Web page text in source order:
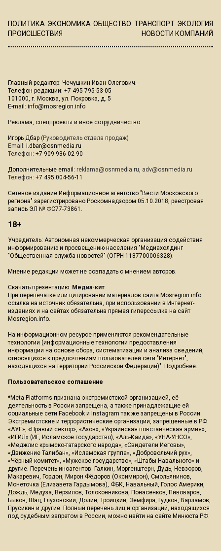
ПОЛИТИКА ЭКОНОМИКА ОБЩЕСТВО ТРАНСПОРТ ЭКОЛОГИЯ
ПРОИСШЕСТВИЯ
НОВОСТИ КОМПАНИЙ
Главный редактор: Чечушкин Иван Олегович.
Телефон редакции: +7 495 795-53-05
101000, г. Москва, ул. Покровка, д. 5
E-mail: info@mosregion.info
Реклама, спецпроекты и иное сотрудничество:
Игорь Дбар (Руководитель отдела продаж)
Email: i.dbar@osnmedia.ru
Телефон: +7 909 936-02-90
Дополнительные email: reklama@osnmedia.ru, adv@osnmedia.ru
Телефон: +7 495 004-56-11
Сетевое издание Информационное агентство "Вести Московского
региона" зарегистрировано Роскомнадзором 05.10.2018, реестровая
запись ЭЛ № ФС77-73861.
18+
Учредитель: Автономная некоммерческая организация содействия
информированию и просвещению населения "Медиахолдинг
"Общественная служба новостей" (ОГРН 1187700006328).
Мнение редакции может не совпадать с мнением авторов.
Скачать презентацию: Медиа-кит
При перепечатке или цитировании материалов сайта Mosregion.info
ссылка на источник обязательна, при использовании в Интернет-
изданиях и на сайтах обязательна прямая гиперссылка на сайт
Mosregion.info.
На информационном ресурсе применяются рекомендательные
технологии (информационные технологии предоставления
информации на основе сбора, систематизации и анализа сведений,
относящихся к предпочтениям пользователей сети "Интернет",
находящихся на территории Российской Федерации)". Подробнее.
Пользовательское соглашение
*Meta Platforms признана экстремистской организацией, её
деятельность в России запрещена, а также принадлежащие ей
социальные сети Facebook и Instagram так же запрещены в России.
Экстремистские и террористические организации, запрещенные в РФ:
«АУЕ», «Правый сектор», «Азов», «Украинская повстанческая армия»,
«ИГИЛ» (ИГ, Исламское государство), «Аль-Каида», «УНА-УНСО»,
«Меджлис крымско-татарского народа», «Свидетели Иеговы»,
«Движение Талибан», «Исламская группа», «Добровольчий рух»,
«Чёрный комитет», «Мужское государство», «Штабы Навального» и
другие. Перечень иноагентов: Галкин, Моргенштерн, Дудь, Невзоров,
Макаревич, Гордон, Мирон Фёдоров (Оксимирон), Смольянинов,
Монеточка (Елизавета Гардымова), ФБК, Навальный, Голос Америки,
Дождь, Медуза, Верзилов, Толоконникова, Понасенков, Пивоваров,
Быков, Шац, Глуховский, Долин, Троицкий, Земфира, Гудков, Варламов,
Прусикин и другие. Полный перечень лиц и организаций, находящихся
под судебным запретом в России, можно найти на сайте Минюста РФ.